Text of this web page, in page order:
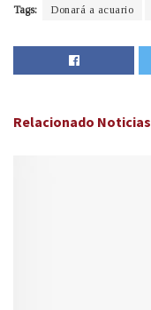
Tags: Donará a acuario
Relacionado Noticias